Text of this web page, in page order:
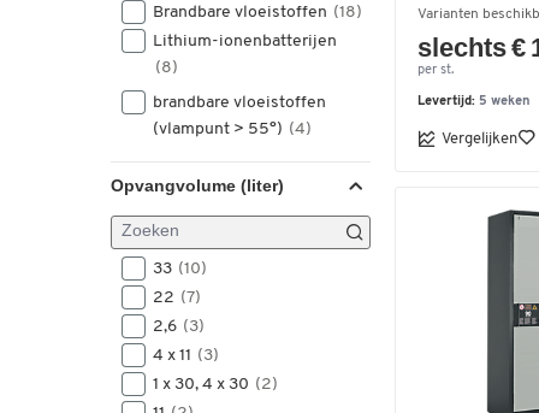
Brandbare vloeistoffen (18)
Lithium-ionenbatterijen
(8)
brandbare vloeistoffen
(vlampunt > 55°) (4)
Opvangvolume (liter)
33 (10)
22 (7)
2,6 (3)
4 x 11 (3)
1 x 30, 4 x 30 (2)
Varianten
slechts €
per st.
Levertijd: 5 weken
Vergelijken